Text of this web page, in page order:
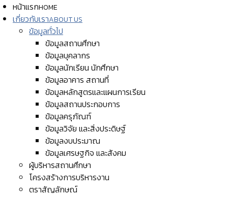
หน้าแรกHOME
เกี่ยวกับเราABOUT US
ข้อมูลทั่วไป
ข้อมูลสถานศึกษา
ข้อมูลบุคลากร
ข้อมูลนักเรียน นักศึกษา
ข้อมูลอาคาร สถานที่
ข้อมูลหลักสูตรและแผนการเรียน
ข้อมูลสถานประกอบการ
ข้อมูลครุภัณฑ์
ข้อมูลวิจัย และสิ่งประดิษฐ์
ข้อมูลงบประมาณ
ข้อมูลเศรษฐกิจ และสังคม
ผู้บริหารสถานศึกษา
โครงสร้างการบริหารงาน
ตราสัญลักษณ์